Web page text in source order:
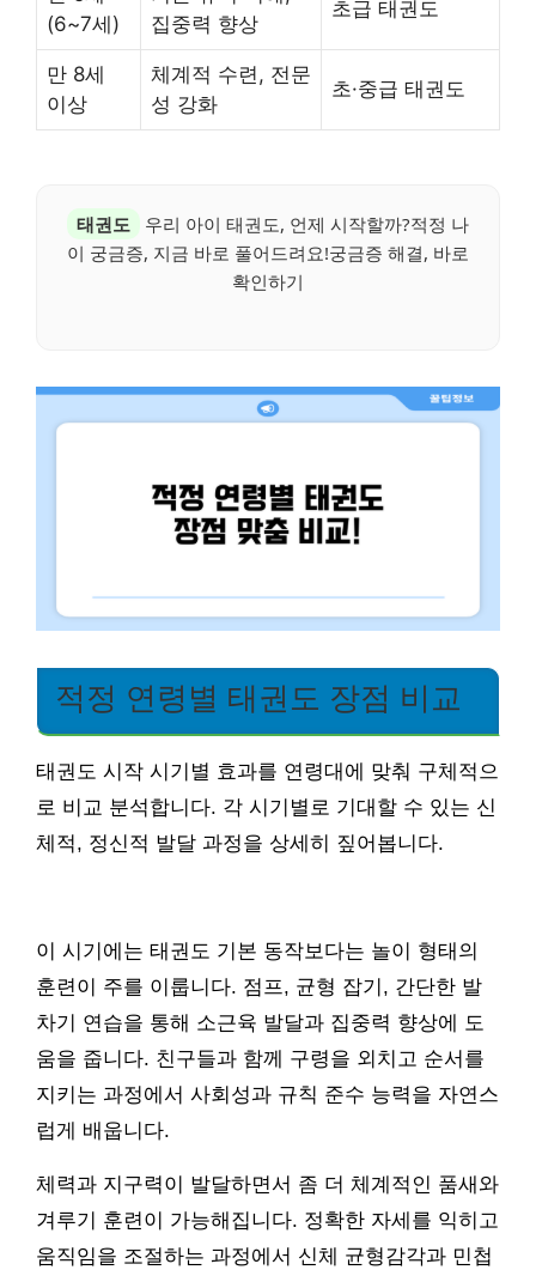
(6~7세)
집중력 향상
초급 태권도
만 8세
이상
체계적 수련, 전문
성 강화
초·중급 태권도
태권도
우리 아이 태권도, 언제 시작할까?적정 나
이 궁금증, 지금 바로 풀어드려요!궁금증 해결, 바로
확인하기
적정 연령별 태권도 장점 비교
태권도 시작 시기별 효과를 연령대에 맞춰 구체적으
로 비교 분석합니다. 각 시기별로 기대할 수 있는 신
체적, 정신적 발달 과정을 상세히 짚어봅니다.
이 시기에는 태권도 기본 동작보다는 놀이 형태의
훈련이 주를 이룹니다. 점프, 균형 잡기, 간단한 발
차기 연습을 통해 소근육 발달과 집중력 향상에 도
움을 줍니다. 친구들과 함께 구령을 외치고 순서를
지키는 과정에서 사회성과 규칙 준수 능력을 자연스
럽게 배웁니다.
체력과 지구력이 발달하면서 좀 더 체계적인 품새와
겨루기 훈련이 가능해집니다. 정확한 자세를 익히고
움직임을 조절하는 과정에서 신체 균형감각과 민첩